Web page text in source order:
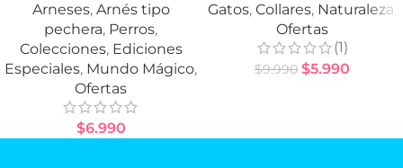
Arneses, Arnés tipo
pechera, Perros,
Colecciones, Ediciones
Especiales, Mundo Mágico,
Ofertas
$6.990
Gatos, Collares, Naturaleza
Ofertas
(1)
$9.990 $5.990